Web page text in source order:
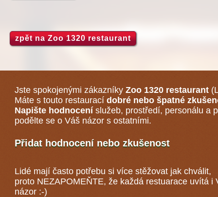
zpět na Zoo 1320 restaurant
Jste spokojenými zákazníky Zoo 1320 restaurant
Máte s touto restaurací dobré nebo špatné
Napište hodnocení služeb, prostředí, personálu a
podělte se o Váš názor s ostatními.
Přidat hodnocení nebo zkušenost
Lidé mají často potřebu si více stěžovat jak chválit,
proto NEZAPOMEŇTE, že každá restuarace uvítá i
názor :-)